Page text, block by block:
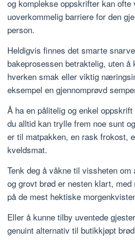
og komplekse oppskrifter kan ofte
uoverkommelig barriere for den
person.
Heldigvis finnes det smarte
bakeprosessen betraktelig, uten å
hverken smak eller viktig
eksempel en gjennomprøvd
Å ha en pålitelig og enkel
du alltid kan trylle frem noe sunt
er til matpakken, en rask frokost,
kveldsmat.
Tenk deg å våkne til vissheten
og grovt brød er nesten klart,
på de mest hektiske
Eller å kunne tilby uventede
genuint alternativ til butikkjøpt